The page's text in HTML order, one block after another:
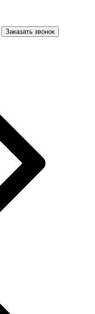
Заказать звонок